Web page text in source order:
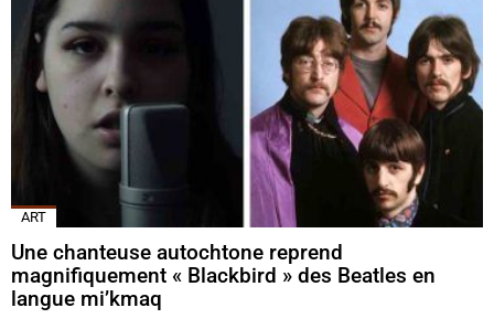
ART
Une chanteuse autochtone reprend
magnifiquement « Blackbird » des Beatles en
langue mi’kmaq